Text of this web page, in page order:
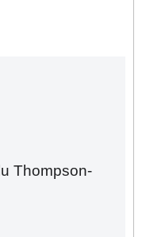
Thompson-